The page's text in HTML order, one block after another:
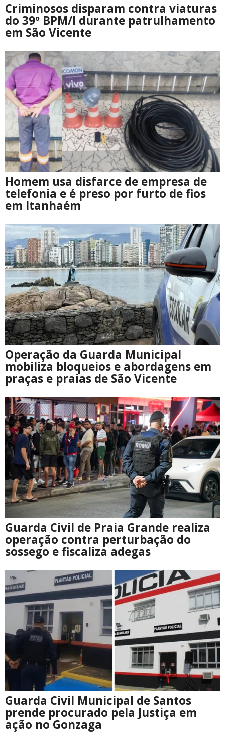
Criminosos disparam contra viaturas
do 39º BPM/I durante patrulhamento
em São Vicente
Homem usa disfarce de empresa de
telefonia e é preso por furto de fios
em Itanhaém
Operação da Guarda Municipal
mobiliza bloqueios e abordagens em
praças e praias de São Vicente
Guarda Civil de Praia Grande realiza
operação contra perturbação do
sossego e fiscaliza adegas
Guarda Civil Municipal de Santos
prende procurado pela Justiça em
ação no Gonzaga